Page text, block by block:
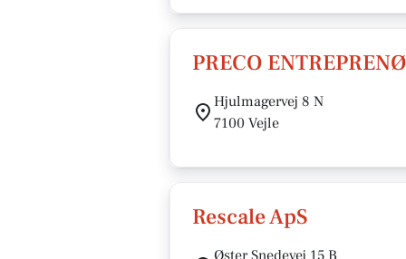
PRECO
Hjulmagervej 8 N
7100 Vejle
Rescale ApS
Øster Snedevej 15 B